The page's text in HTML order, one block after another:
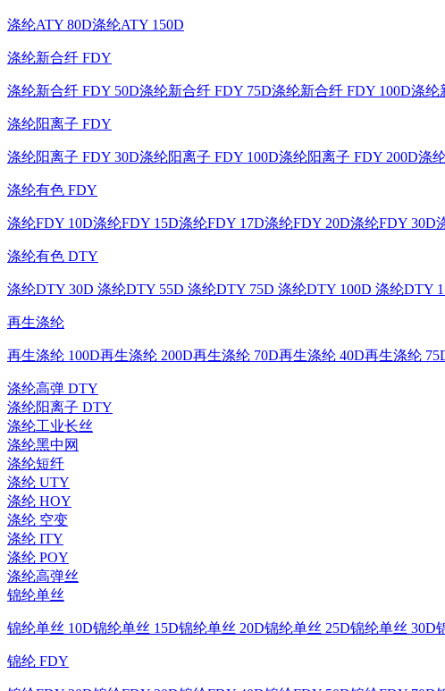
涤纶ATY 80D涤纶ATY 150D
涤纶新合纤 FDY
涤纶新合纤 FDY 50D涤纶新合纤 FDY 75D涤纶新合纤 FDY 100D涤纶
涤纶阳离子 FDY
涤纶阳离子 FDY 30D涤纶阳离子 FDY 100D涤纶阳离子 FDY 200D涤
涤纶有色 FDY
涤纶FDY 10D涤纶FDY 15D涤纶FDY 17D涤纶FDY 20D涤纶FDY 30D
涤纶有色 DTY
涤纶DTY 30D 涤纶DTY 55D 涤纶DTY 75D 涤纶DTY 100D 涤纶DTY
再生涤纶
再生涤纶 100D再生涤纶 200D再生涤纶 70D再生涤纶 40D再生涤纶
涤纶高弹 DTY
涤纶阳离子 DTY
涤纶工业长丝
涤纶黑中网
涤纶短纤
涤纶 UTY
涤纶 HOY
涤纶 空变
涤纶 ITY
涤纶 POY
涤纶高弹丝
锦纶单丝
锦纶单丝 10D锦纶单丝 15D锦纶单丝 20D锦纶单丝 25D锦纶单丝 30D
锦纶 FDY